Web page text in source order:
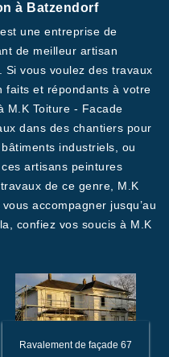
à Batzendorf
une entreprise de
de meilleur artisan
Si vous voulez des travaux
faits et répondants à votre
M.K Toiture - Facade
dans des chantiers pour
industriels, ou
artisans peintures
de ce genre, M.K
accompagner jusqu’au
confiez vos soucis à M.K
Ravalement de façade 67